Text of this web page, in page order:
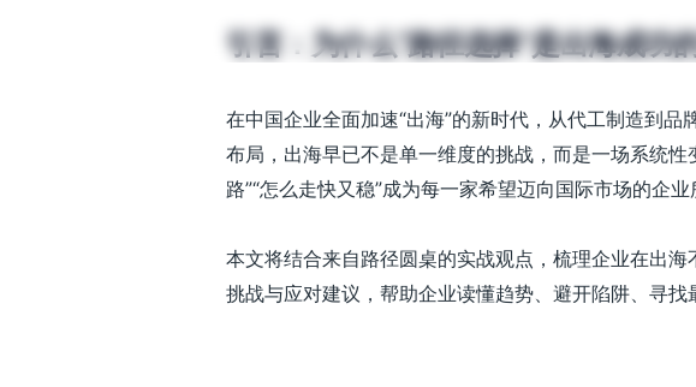
发布时间：2025-05-15 | 阅读时长：7 分钟
引言：为什么“路径选择”是出海成功
在中国企业全面加速“出海”的新时代，从代工制造到
布局，出海早已不是单一维度的挑战，而是一场系统性
路”“怎么走快又稳”成为每一家希望迈向国际市场的企业
本文将结合来自路径圆桌的实战观点，梳理企业在出
挑战与应对建议，帮助企业读懂趋势、避开陷阱、寻找